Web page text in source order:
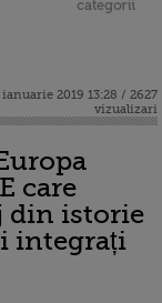
2019 13:28 / 2627
vizualizari
care
din istorie
integrați